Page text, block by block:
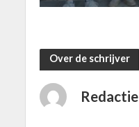
Over de schrijver
Redactie